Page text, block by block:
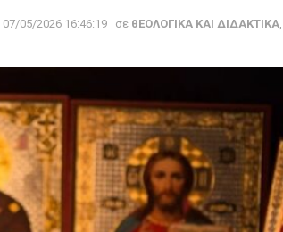
07/05/2026 16:46:19 σε θΕΟΛΟΓΙΚΑ ΚΑΙ ΔΙΔΑΚΤΙΚΑ